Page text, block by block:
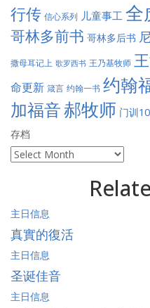
行传 信心系列 儿童事工 全
哥林多前书 哥林多后书
撒母耳记上 歌罗西书 王乃基牧师
命更新 箴言 约翰一书 约翰
加福音郝牧师 门训
存档
存
档
主日信息
真實的復活
主日信息
圣诞佳音
主日信息